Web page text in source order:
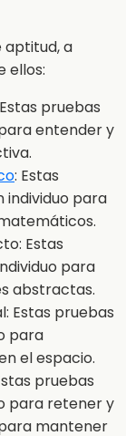
aptitud, a
ellos:
pruebas
entender y
: Estas
individuo para
Estas
para
abstractas.
Estas pruebas
para
el espacio.
pruebas
para retener y
mantener